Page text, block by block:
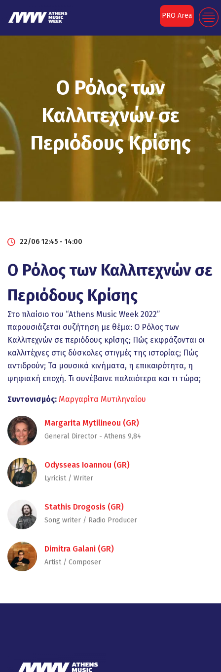
PRO Area
Ο Ρόλος των
Καλλιτεχνών σε
Περιόδους Κρίσης
22/06 12:45 - 14:00
Ο Ρόλος των Καλλιτεχνών σε
Περιόδους Κρίσης
Στο πλαίσιο του “Athens Music Week 2022”
παρουσιάζεται συζήτηση με θέμα: Ο Ρόλος των
Καλλιτεχνών σε περιόδους κρίσης; Πώς εκφράζονται οι
καλλιτέχνες στις δύσκολες στιγμές της ιστορίας; Πώς
αντιδρούν; Τα μουσικά κινήματα, η επικαιρότητα, η
ψηφιακή εποχή. Τι συνέβαινε παλαιότερα και τι τώρα;
Συντονισμός: Μαργαρίτα Μυτιληναίου
Margarita Mytilineou (GR)
General Director - Athens 9,84
Odysseas Ioannou (GR)
Lyricist / Writer
Stathis Drogosis (GR)
Song writer / Radio Producer
Dimitra Galani (GR)
Artist / Composer